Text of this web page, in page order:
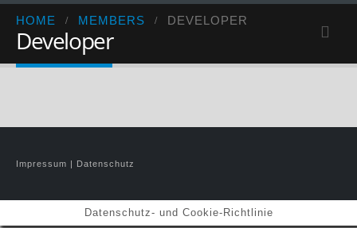
HOME MEMBERS DEVELOPER
Developer
Impressum | Datenschutz
Datenschutz- und Cookie-Richtlinie